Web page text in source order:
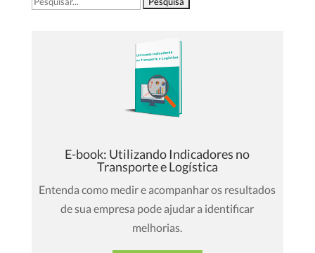
E-book: Utilizando Indicadores no
Transporte e Logística
Entenda como medir e acompanhar os resultados
de sua empresa pode ajudar a identificar
melhorias.